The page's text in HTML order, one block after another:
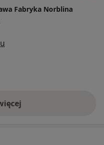
Fabryka Norblina